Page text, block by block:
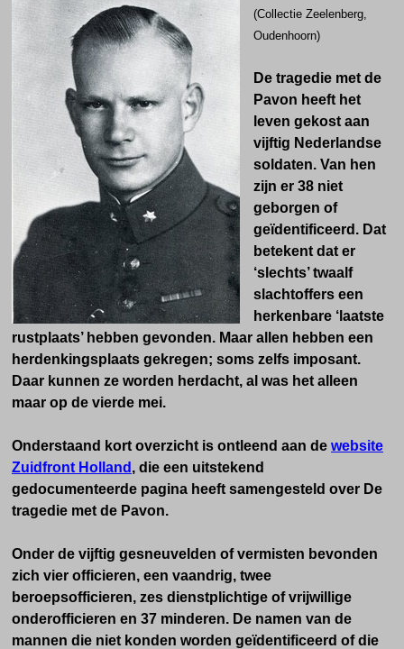
(Collectie Zeelenberg,
Oudenhoorn)
De tragedie met de
Pavon heeft het
leven gekost aan
vijftig Nederlandse
soldaten. Van hen
zijn er 38 niet
geborgen of
geïdentificeerd. Dat
betekent dat er
‘slechts’ twaalf
slachtoffers een
herkenbare ‘laatste
rustplaats’ hebben gevonden. Maar allen hebben een
herdenkingsplaats gekregen; soms zelfs imposant.
Daar kunnen ze worden herdacht, al was het alleen
maar op de vierde mei.
Onderstaand kort overzicht is ontleend aan de website
Zuidfront Holland , die een uitstekend
gedocumenteerde pagina heeft samengesteld over De
tragedie met de Pavon.
Onder de vijftig gesneuvelden of vermisten bevonden
zich vier officieren, een vaandrig, twee
beroepsofficieren, zes dienstplichtige of vrijwillige
onderofficieren en 37 minderen. De namen van de
mannen die niet konden worden geïdentificeerd of die